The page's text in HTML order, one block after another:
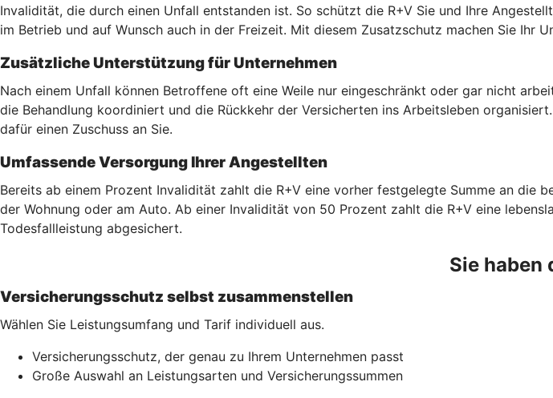
Invalidität, die durch einen Unfall entstanden ist. So schützt die R+V Sie und Ihre
im Betrieb und auf Wunsch auch in der Freizeit. Mit diesem Zusatzschutz machen Sie Ihr
Zusätzliche Unterstützung für Unternehmen
Nach einem Unfall können Betroffene oft eine Weile nur eingeschränkt oder gar nicht
die Behandlung koordiniert und die Rückkehr der Versicherten ins Arbeitsleben
dafür einen Zuschuss an Sie.
Umfassende Versorgung Ihrer Angestellten
Bereits ab einem Prozent Invalidität zahlt die R+V eine vorher festgelegte Summe an die
der Wohnung oder am Auto. Ab einer Invalidität von 50 Prozent zahlt die R+V eine
Todesfallleistung abgesichert.
Sie haben
Versicherungsschutz selbst zusammenstellen
Wählen Sie Leistungsumfang und Tarif individuell aus.
Versicherungsschutz, der genau zu Ihrem Unternehmen passt
Große Auswahl an Leistungsarten und Versicherungssummen